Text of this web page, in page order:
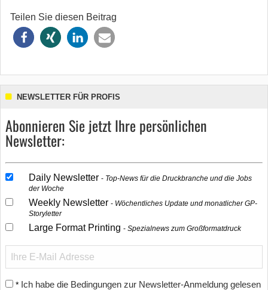
Teilen Sie diesen Beitrag
NEWSLETTER FÜR PROFIS
Abonnieren Sie jetzt Ihre persönlichen
Newsletter:
Daily Newsletter
Top-News für die Druckbranche und die Jobs
der Woche
Weekly Newsletter
Wöchentliches Update und monatlicher GP-
Storyletter
Large Format Printing Spezialnews zum Großformatdruck
* Ich habe die Bedingungen zur Newsletter-Anmeldung gelesen